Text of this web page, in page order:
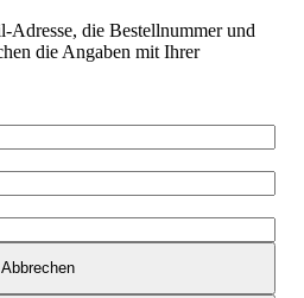
Adresse, die Bestellnummer und
die Angaben mit Ihrer
Abbrechen